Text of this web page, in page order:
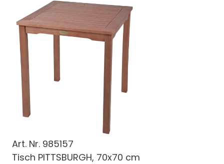
Art. Nr. 985157
Tisch PITTSBURGH, 70x70 cm